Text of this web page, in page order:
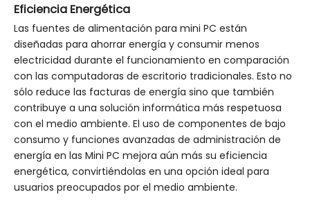
Eficiencia Energética
Las fuentes de alimentación para mini PC están
diseñadas para ahorrar energía y consumir menos
electricidad durante el funcionamiento en comparación
con las computadoras de escritorio tradicionales. Esto no
sólo reduce las facturas de energía sino que también
contribuye a una solución informática más respetuosa
con el medio ambiente. El uso de componentes de bajo
consumo y funciones avanzadas de administración de
energía en las Mini PC mejora aún más su eficiencia
energética, convirtiéndolas en una opción ideal para
usuarios preocupados por el medio ambiente.